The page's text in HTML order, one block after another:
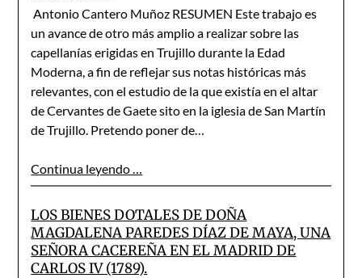
Antonio Cantero Muñoz RESUMEN Este trabajo es
un avance de otro más amplio a realizar sobre las
capellanías erigidas en Trujillo durante la Edad
Moderna, a fin de reflejar sus notas históricas más
relevantes, con el estudio de la que existía en el altar
de Cervantes de Gaete sito en la iglesia de San Martín
de Trujillo. Pretendo poner de…
Continua leyendo …
LOS BIENES DOTALES DE DOÑA
MAGDALENA PAREDES DÍAZ DE MAYA, UNA
SEÑORA CACEREÑA EN EL MADRID DE
CARLOS IV (1789).